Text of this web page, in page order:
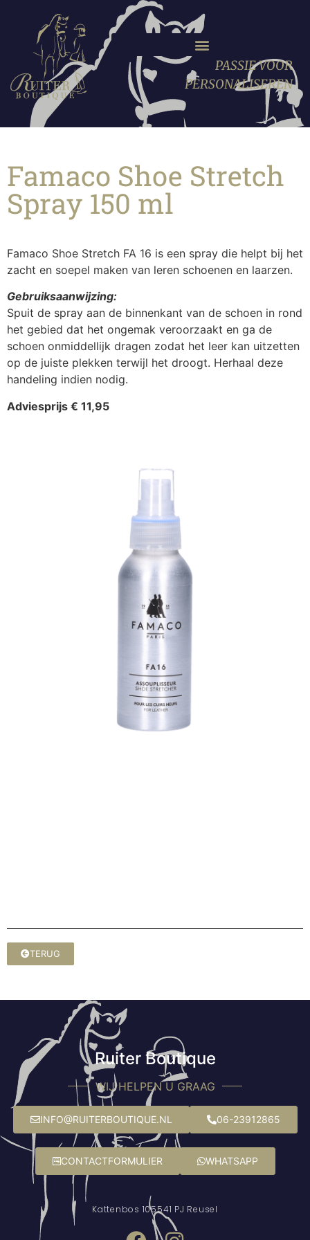
PASSIE VOOR
PERSONALISEREN
Famaco Shoe Stretch
Spray 150 ml
Famaco Shoe Stretch FA 16 is een spray die helpt bij het
zacht en soepel maken van leren schoenen en laarzen.
Gebruiksaanwijzing:
Spuit de spray aan de binnenkant van de schoen in rond
het gebied dat het ongemak veroorzaakt en ga de
schoen onmiddellijk dragen zodat het leer kan uitzetten
op de juiste plekken terwijl het droogt. Herhaal deze
handeling indien nodig.
Adviesprijs € 11,95
TERUG
Ruiter Boutique
WIJ HELPEN U GRAAG
INFO@RUITERBOUTIQUE.NL 06-23912865
CONTACTFORMULIER WHATSAPP
Kattenbos 105541 PJ Reusel